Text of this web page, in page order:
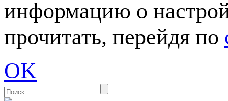
информацию о
прочитать, перейдя по
OK